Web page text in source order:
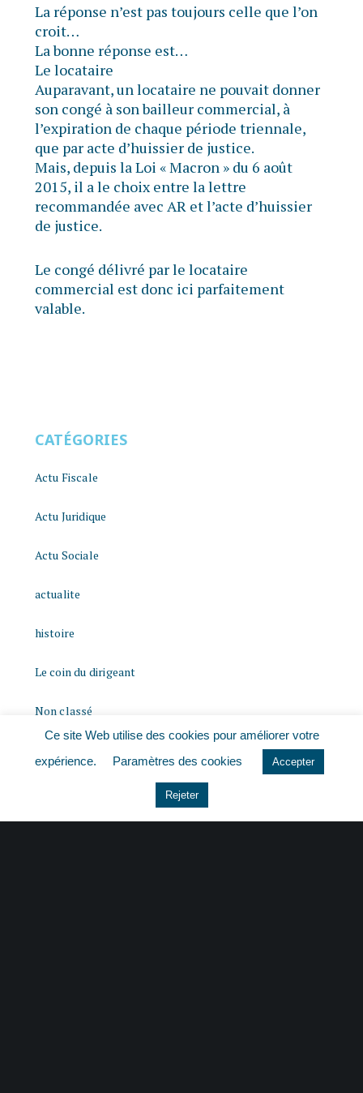
La réponse n’est pas toujours celle que l’on
croit…
La bonne réponse est…
Le locataire
Auparavant, un locataire ne pouvait donner
son congé à son bailleur commercial, à
l’expiration de chaque période triennale,
que par acte d’huissier de justice.
Mais, depuis la Loi « Macron » du 6 août
2015, il a le choix entre la lettre
recommandée avec AR et l’acte d’huissier
de justice.
Le congé délivré par le locataire
commercial est donc ici parfaitement
valable.
CATÉGORIES
Actu Fiscale
Actu Juridique
Actu Sociale
actualite
histoire
Le coin du dirigeant
Non classé
Ce site Web utilise des cookies pour améliorer votre
expérience.
Paramètres des cookies Accepter
Rejeter